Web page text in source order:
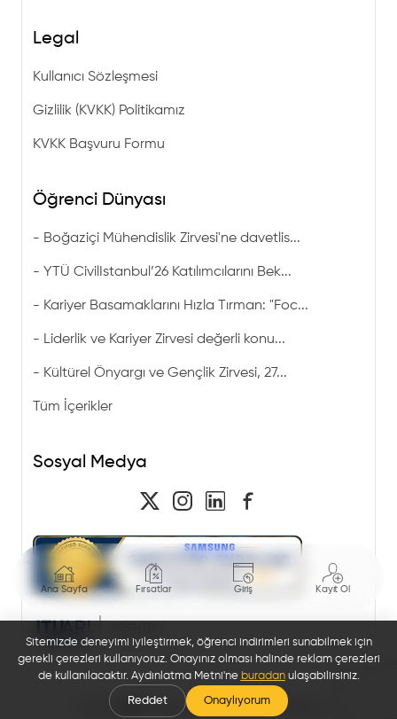
Ana Sayfa Fırsatlar Giriş Kayıt Ol
Legal
Kullanıcı Sözleşmesi
Gizlilik (KVKK) Politikamız
KVKK Başvuru Formu
Öğrenci Dünyası
- Boğaziçi Mühendislik Zirvesi'ne davetlis...
- YTÜ CivilIstanbul’26 Katılımcılarını Bek...
- Kariyer Basamaklarını Hızla Tırman: "Foc...
- Liderlik ve Kariyer Zirvesi değerli konu...
- Kültürel Önyargı ve Gençlik Zirvesi, 27...
Tüm İçerikler
Sosyal Medya
© 2026 🎓 Bi'öğrenci. Tüm hakları saklıdır.
Sitemizde deneyimi iyileştirmek, öğrenci indirimleri sunabilmek için
gerekli çerezleri kullanıyoruz. Onayınız olması halinde reklam çerezleri
de kullanılacaktır. Aydınlatma Metni'ne buradanulaşabilirsiniz.
Reddet Onaylıyorum